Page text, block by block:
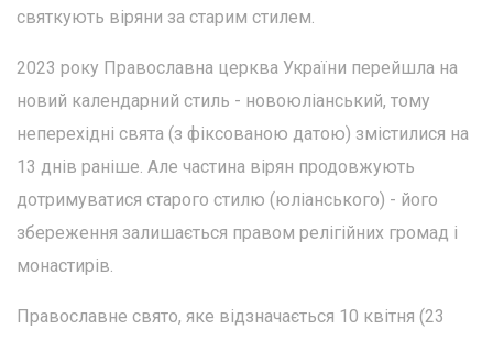
святкують віряни за старим стилем.
2023 року Православна церква України перейшла на
новий календарний стиль - новоюліанський, тому
неперехідні свята (з фіксованою датою) змістилися на
13 днів раніше. Але частина вірян продовжують
дотримуватися старого стилю (юліанського) - його
збереження залишається правом релігійних громад і
монастирів.
Православне свято, яке відзначається 10 квітня (23